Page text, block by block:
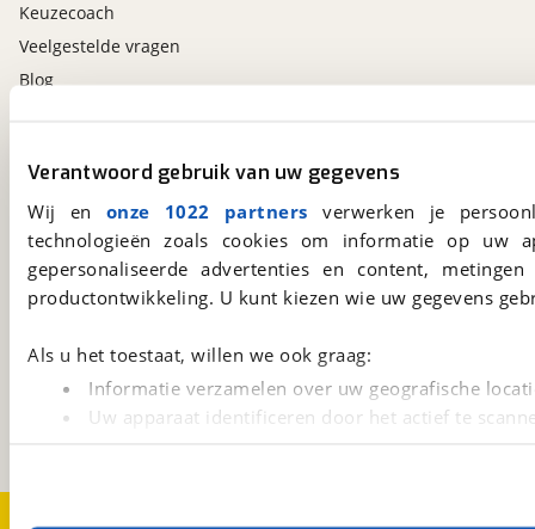
Verantwoord gebruik van uw gegevens
Wij en onze 1022 partners verwerken je
technologieën zoals cookies om informatie op
gepersonaliseerde advertenties en content,
productontwikkeling. U kunt kiezen wie uw gegevens
Als u het toestaat, willen we ook graag:
Informatie verzamelen over uw geografische
Uw apparaat identificeren door het actief te
Keuzecoach
Veelgestelde vragen
Blog
3981 AJBunnik
Een initiatief van
viaBOVAG.nl app
Altijd het meest recente aanbod bij de hand.
Download 'm nu.